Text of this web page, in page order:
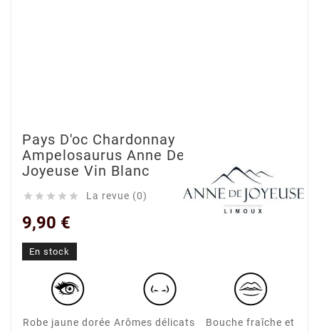
Pays D'oc Chardonnay
Ampelosaurus Anne De
Joyeuse Vin Blanc
     La revue (0)
9,90 €
En stock
Robe jaune dorée Arômes délicats
Bouche fraîche et